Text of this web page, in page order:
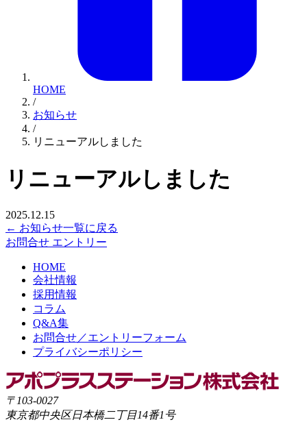
HOME
/
お知らせ
/
リニューアルしました
リニューアルしました
2025.12.15
← お知らせ一覧に戻る
お問合せ エントリー
HOME
会社情報
採用情報
コラム
Q&A集
お問合せ／エントリーフォーム
プライバシーポリシー
〒103-0027
東京都中央区日本橋二丁目14番1号